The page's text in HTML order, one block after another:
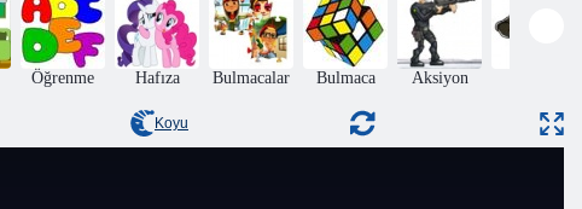
Takım Erkekleri
Ben 10
Undertown
Destan
Öğrenme Hafıza Bulmacalar Bulmaca Aksiyon
Koyu